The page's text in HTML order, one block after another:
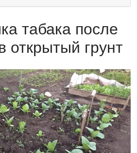
табака после
открытый грунт